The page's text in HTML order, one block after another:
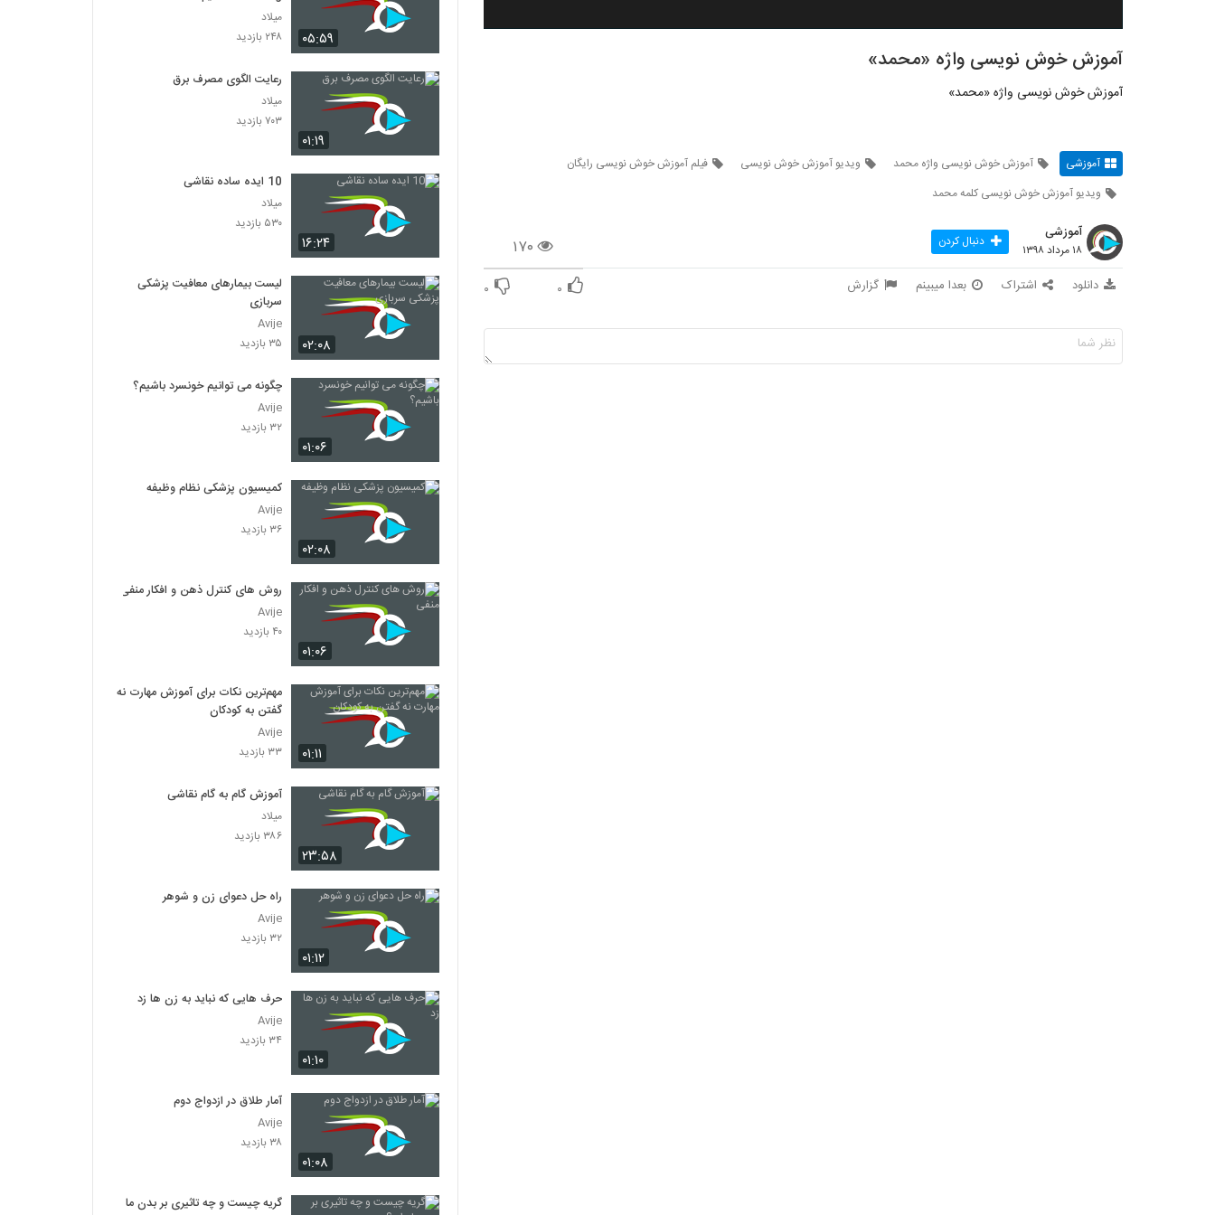
آموزش خوش نویسی واژه «محمد»
آموزش خوش نویسی واژه «محمد»
آموزشی آموزش خوش نویسی واژه محمد ویدیو آموزش خوش نویسی
فیلم آموزش خوش نویسی رایگان
ویدیو آموزش خوش نویسی کلمه محمد
۱۷۰
آموزشی
۱۸ مرداد ۱۳۹۸ دنبال کردن
دانلود اشتراک بعدا میبینم گزارش ۰ ۰
۰۵:۵۹
میلاد
۲۴۸ بازدید
۰۱:۱۹
رعایت الگوی مصرف برق
میلاد
۷۰۳ بازدید
۱۶:۲۴
10 ایده ساده نقاشی
میلاد
۵۳۰ بازدید
۰۲:۰۸
لیست بیمارهای معافیت پزشکی
سربازی
Avije
۳۵ بازدید
۰۱:۰۶
چگونه می توانیم خونسرد باشیم؟
Avije
۳۲ بازدید
۰۲:۰۸
کمیسیون پزشکی نظام وظیفه
Avije
۳۶ بازدید
۰۱:۰۶
روش های کنترل ذهن و افکار منفی
Avije
۴۰ بازدید
۰۱:۱۱
مهم‌ترین نکات برای آموزش مهارت نه
گفتن به کودکان
Avije
۳۳ بازدید
۲۳:۵۸
آموزش گام به گام نقاشی
میلاد
۳۸۶ بازدید
۰۱:۱۲
راه حل دعوای زن و شوهر
Avije
۳۲ بازدید
۰۱:۱۰
حرف هایی که نباید به زن ها زد
Avije
۳۴ بازدید
۰۱:۰۸
آمار طلاق در ازدواج دوم
Avije
۳۸ بازدید
گریه چیست و چه تاثیری بر بدن ما